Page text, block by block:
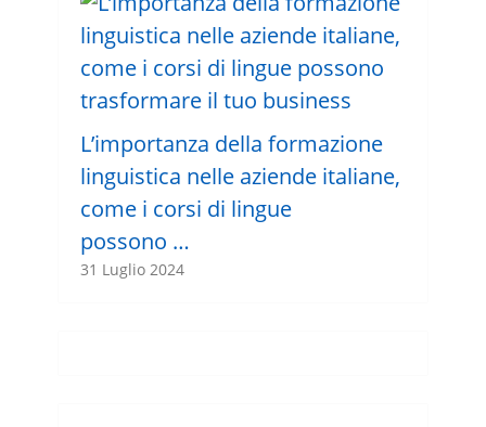
L’importanza della formazione
linguistica nelle aziende italiane,
come i corsi di lingue
possono …
31 Luglio 2024